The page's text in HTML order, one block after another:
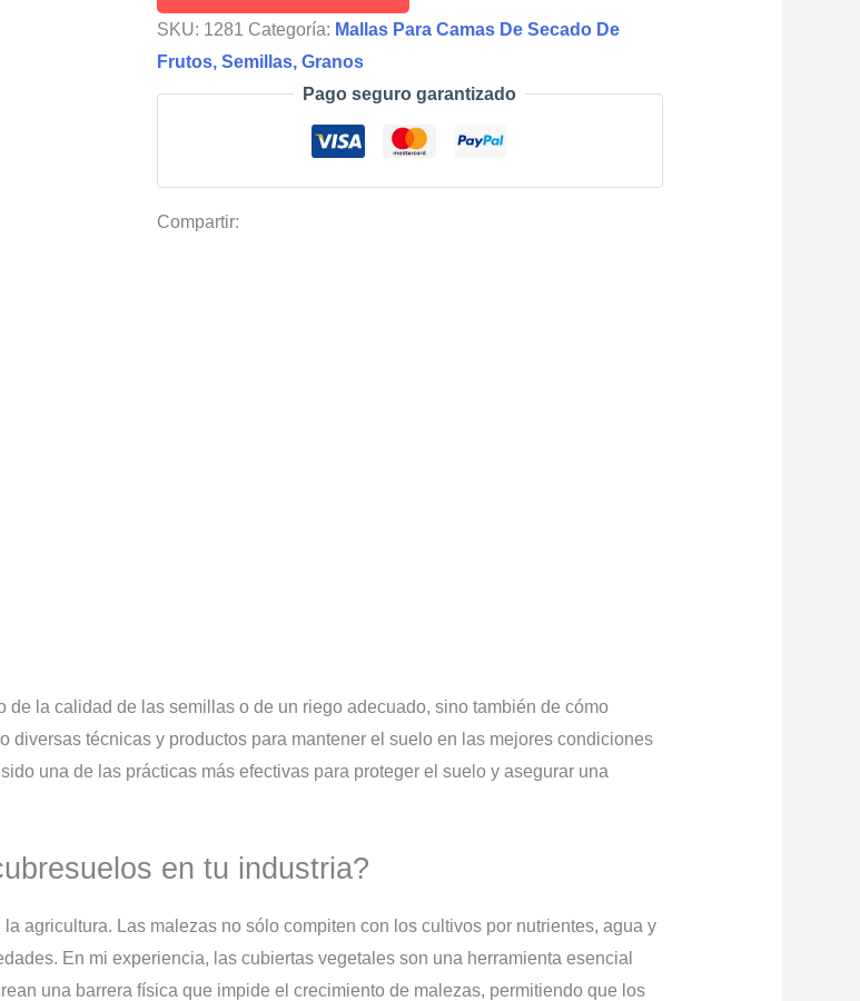
Ground
cantidad
SKU: 1281 Categoría: Mallas Para Camas De Secado De
Frutos, Semillas, Granos
Pago seguro garantizado
Compartir:
la calidad de las semillas o de un riego adecuado, sino también de cómo
diversas técnicas y productos para mantener el suelo en las mejores condiciones
una de las prácticas más efectivas para proteger el suelo y asegurar una
en tu industria?
agricultura. Las malezas no sólo compiten con los cultivos por nutrientes, agua y
En mi experiencia, las cubiertas vegetales son una herramienta esencial
una barrera física que impide el crecimiento de malezas, permitiendo que los